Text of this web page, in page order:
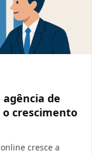
de
crescimento
cresce a